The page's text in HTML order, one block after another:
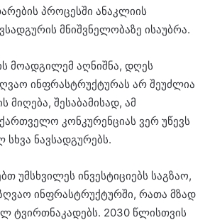
პროცესში ანაკლიის
მნიშვნელობაზე ისაუბრა.
მოადგილემ აღნიშნა, დღეს
ინფრასტრუქტურას არ შეუძლია
მიღება, შესაბამისად, ამ
კონკურენციას ვერ უწევს
ნავსადგურებს.
უმსხვილეს ინვესტიციებს საგზაო,
ინფრასტრუქტურში, რათა მზად
ტვირთნაკადებს. 2030 წლისთვის